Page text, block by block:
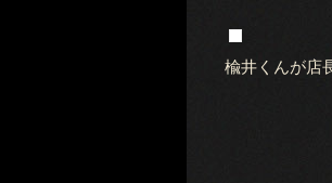
楡井くんが店